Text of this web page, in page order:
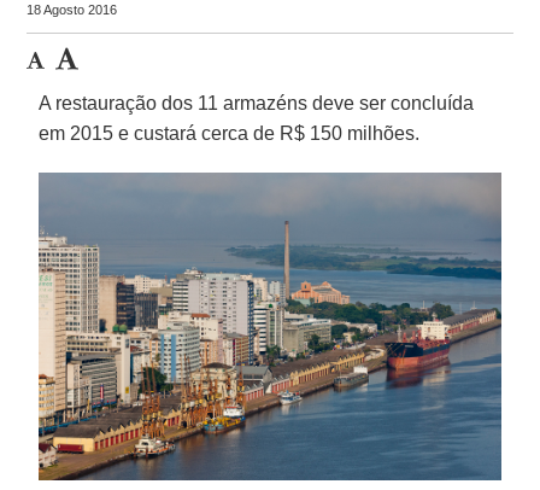
18 Agosto 2016
A restauração dos 11 armazéns deve ser concluída
em 2015 e custará cerca de R$ 150 milhões.